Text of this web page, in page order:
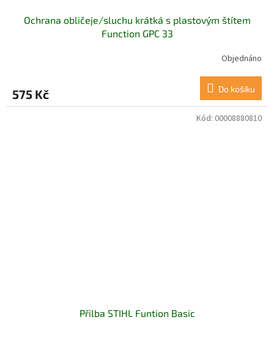
Ochrana obličeje/sluchu krátká s plastovým štítem
Function GPC 33
Objednáno
575 Kč Do košíku
Přilba STIHL Funtion Basic
Kód: 00008880810